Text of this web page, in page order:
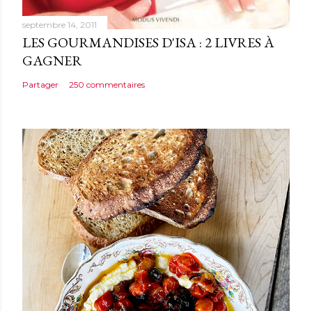
septembre 14, 2011
LES GOURMANDISES D'ISA : 2 LIVRES À
GAGNER
Partager 250 commentaires